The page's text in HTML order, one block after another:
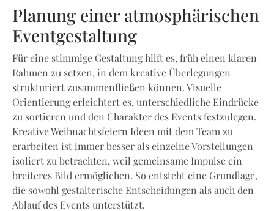
Planung einer atmosphärischen
Eventgestaltung
Für eine stimmige Gestaltung hilft es, früh einen klaren
Rahmen zu setzen, in dem kreative Überlegungen
strukturiert zusammenfließen können. Visuelle
Orientierung erleichtert es, unterschiedliche Eindrücke
zu sortieren und den Charakter des Events festzulegen.
Kreative Weihnachtsfeiern Ideen mit dem Team zu
erarbeiten ist immer besser als einzelne Vorstellungen
isoliert zu betrachten, weil gemeinsame Impulse ein
breiteres Bild ermöglichen. So entsteht eine Grundlage,
die sowohl gestalterische Entscheidungen als auch den
Ablauf des Events unterstützt.